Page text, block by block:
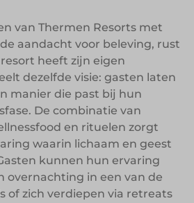
van Thermen Resorts met
aandacht voor beleving, rust
heeft zijn eigen
dezelfde visie: gasten laten
manier die past bij hun
De combinatie van
en rituelen zorgt
waarin lichaam en geest
kunnen hun ervaring
overnachting in een van de
of zich verdiepen via retreats